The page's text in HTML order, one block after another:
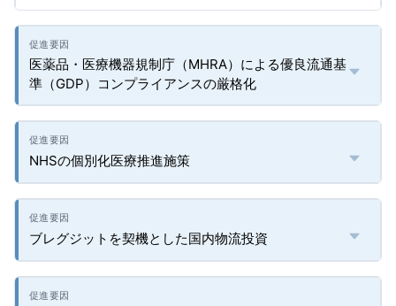
医薬品・医療機器規制庁（MHRA）による優良流通基
準（GDP）コンプライアンスの厳格化
NHSの個別化医療推進施策
ブレグジットを契機とした国内物流投資